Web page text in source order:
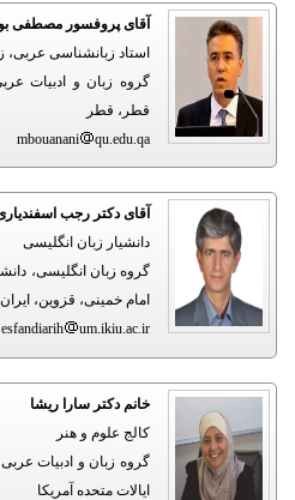
آقای پروفسور مصطفی بوانانی
استاد زبانشناسی عربی،
گروه زبان و ادبیات عربی،
قطر، قطر
mbouanani
qu.edu.qa
آقای دکتر رجب اسفندیاری
دانشیار زبان انگلیسی
گروه زبان انگلیسی، دانشکده
امام خمینی، قزوین، ایران
esfandiarih
um.ikiu.ac.ir
خانم دکتر سارا ریشا
کالج علوم و هنر
گروه زبان و ادبیات عربی،
ایالات متحده آمریکا